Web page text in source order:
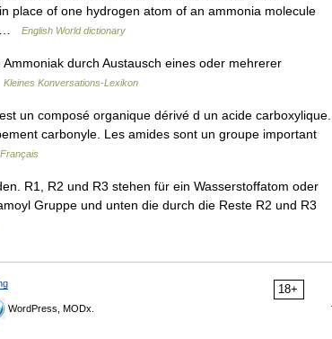
place of one hydrogen atom of an ammonia molecule
…
English World dictionary
durch Austausch eines oder mehrerer
Kleines Konversations-Lexikon
un composé organique dérivé d un acide carboxylique.
carbonyle. Les amides sont un groupe important
R1, R2 und R3 stehen für ein Wasserstoffatom oder
Gruppe und unten die durch die Reste R2 und R3
18+
WordPress, MODx.